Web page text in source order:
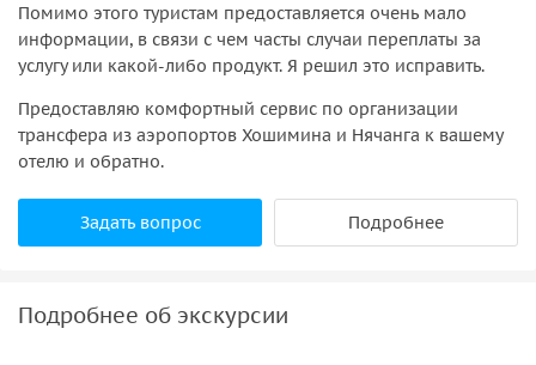
Помимо этого туристам предоставляется очень мало
информации, в связи с чем часты случаи переплаты за
услугу или какой-либо продукт. Я решил это исправить.
Предоставляю комфортный сервис по организации
трансфера из аэропортов Хошимина и Нячанга к вашему
отелю и обратно.
Задать вопрос Подробнее
Подробнее об экскурсии